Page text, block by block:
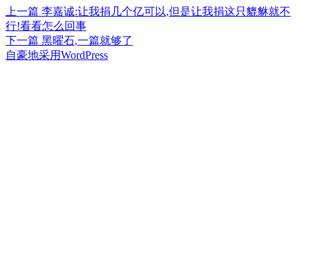
文
章
导
上一篇 上
篇
文
章：
李嘉诚:让我捐几个亿可以,但是让我捐这只貔貅就不
行!看看怎么回事
下一篇 下
篇
黑曜石,一篇就够了
自豪地采用WordPress